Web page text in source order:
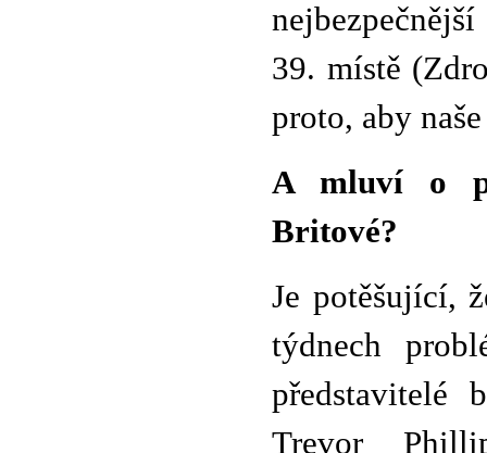
39. místě
proto, aby
A mluví o
Britové?
Je potěšující,
týdnech
představitelé
Trevor